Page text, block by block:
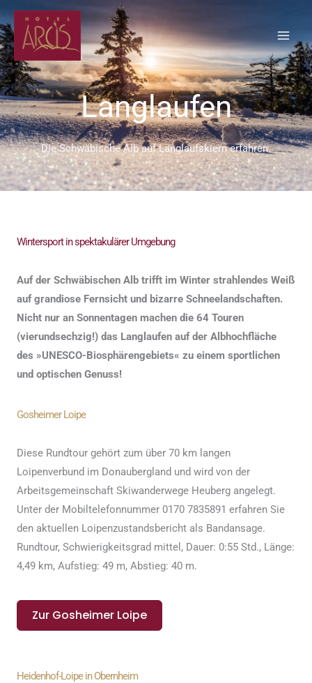
Zum
Inhalt
springen
Langlaufen
Die Schwäbische Alb auf Langlaufskiern erfahren.
Wintersport in spektakulärer Umgebung
Auf der Schwäbischen Alb trifft im Winter strahlendes Weiß
auf grandiose Fernsicht und bizarre Schneelandschaften.
Nicht nur an Sonnentagen machen die 64 Touren
(vierundsechzig!) das Langlaufen auf der Albhochfläche
des »UNESCO-Biosphärengebiets« zu einem sportlichen
und optischen Genuss!
Gosheimer Loipe
Diese Rundtour gehört zum über 70 km langen
Loipenverbund im Donaubergland und wird von der
Arbeitsgemeinschaft Skiwanderwege Heuberg angelegt.
Unter der Mobiltelefonnummer 0170 7835891 erfahren Sie
den aktuellen Loipenzustandsbericht als Bandansage.
Rundtour, Schwierigkeitsgrad mittel, Dauer: 0:55 Std., Länge:
4,49 km, Aufstieg: 49 m, Abstieg: 40 m.
Zur Gosheimer Loipe
Heidenhof-Loipe in Obernheim